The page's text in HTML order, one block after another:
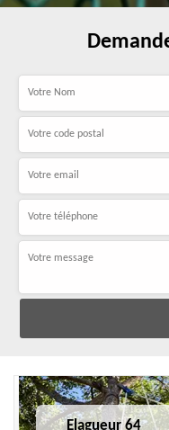
Elagueur 64